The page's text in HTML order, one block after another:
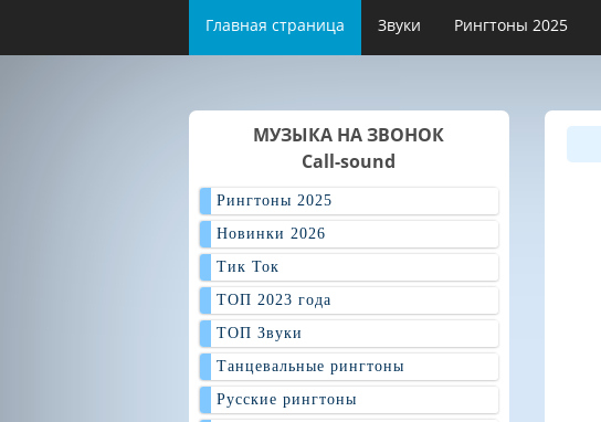
Главная страница Звуки Рингтоны 2025
МУЗЫКА НА ЗВОНОК
Call-sound
Рингтоны 2025
Новинки 2026
Тик Ток
ТОП 2023 года
ТОП Звуки
Танцевальные рингтоны
Русские рингтоны